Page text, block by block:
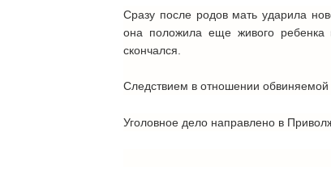
Сразу после родов мать ударила
она положила еще живого
скончался.
Следствием в отношении
Уголовное дело направлено в